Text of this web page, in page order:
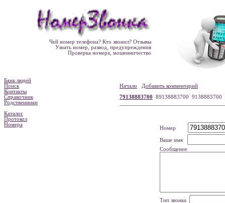
Чей номер телефона? Кто звонил? Отзывы
Узнать номер, развод, предупреждения
Проверка номера, мошенничество
Банк людей
Поиск
Контакты
Справочник
Родственники
Каталог
Протокол
Номера
Начало
Добавить комментарий
79138883700 89138883700 9138883700
Номер
Ваше имя
Сообщение
Тип звонка